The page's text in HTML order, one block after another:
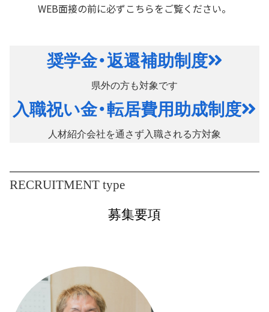
WEB面接の前に必ずこちらをご覧ください。
奨学金・返還補助制度
県外の方も対象です
入職祝い金・転居費用助成制度
人材紹介会社を通さず入職される方対象
RECRUITMENT type
募集要項